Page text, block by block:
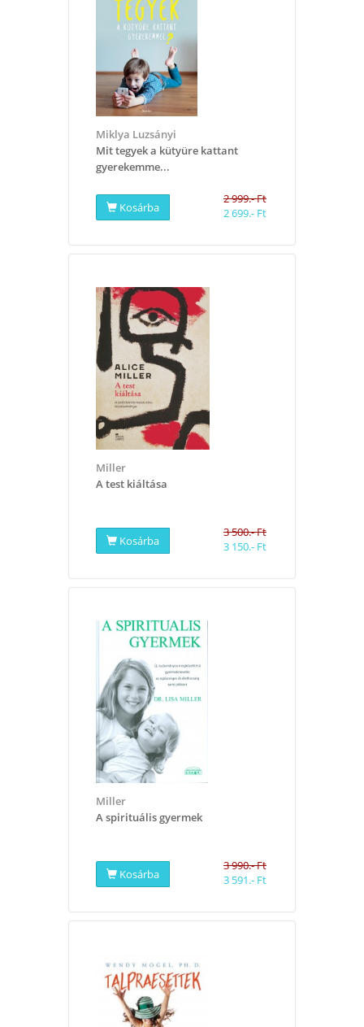
Miklya Luzsányi
​Mit tegyek a kütyüre kattant
gyerekemme...
Kosárba
2 999.- Ft
2 699.- Ft
Miller
A test kiáltása
Kosárba
3 500.- Ft
3 150.- Ft
Miller
​A spirituális gyermek
Kosárba
3 990.- Ft
3 591.- Ft